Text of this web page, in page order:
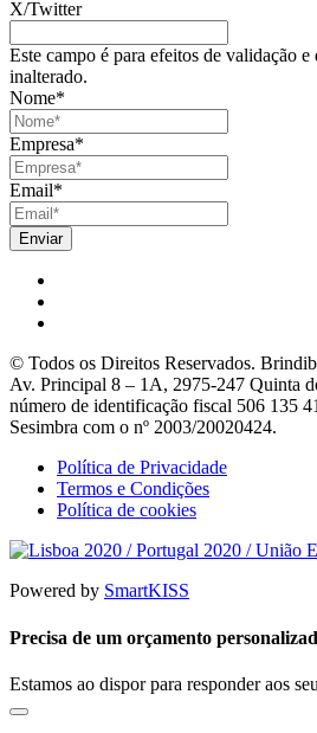
X/Twitter
Este campo é para efeitos de validação e
inalterado.
Nome*
Empresa*
Email*
© Todos os Direitos Reservados.
Av. Principal 8 – 1A, 2975-247 Quinta
número de identificação fiscal 506 135
Sesimbra com o nº 2003/20020424.
Política de Privacidade
Termos e Condições
Política de cookies
Powered by SmartKISS
Precisa de um orçamento
Estamos ao dispor para responder aos